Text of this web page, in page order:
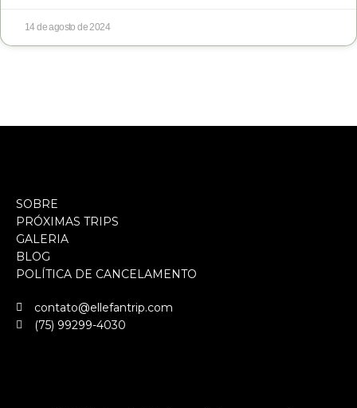
14 de agosto de 2024
SOBRE
PRÓXIMAS TRIPS
GALERIA
BLOG
POLÍTICA DE CANCELAMENTO
contato@ellefantrip.com
(75) 99299-4030